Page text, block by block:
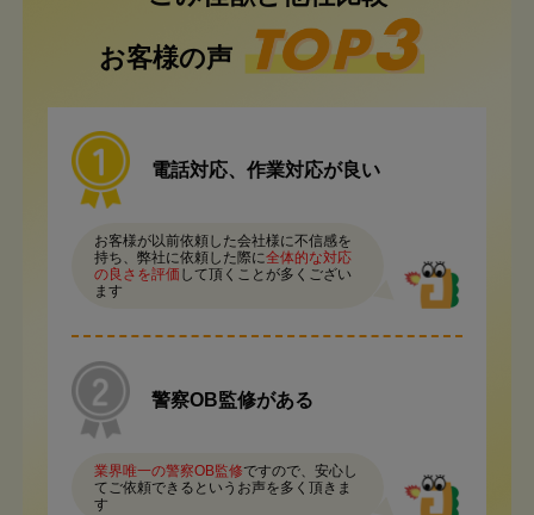
お客様の声
電話対応、作業対応が良い
お客様が以前依頼した会社様に不信感を
持ち、弊社に依頼した際に全体的な対応
の良さを評価 して頂くことが多くござい
ます
警察OB監修がある
業界唯一の警察OB監修ですので、安心し
てご依頼できるというお声を多く頂きま
す